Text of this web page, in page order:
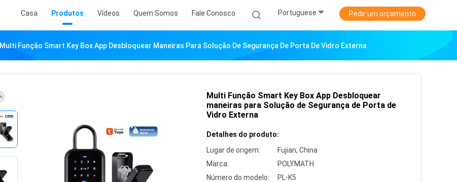
Casa Produtos Vídeos Quem Somos Fale Conosco Portuguese Pedir um orçamento
Multi Função Smart Key Box App Desbloquear Maneiras Para Solução De Segurança De Porta De Vidro Externa
Multi Função Smart Key Box App Desbloquear
maneiras para Solução de Segurança de Porta de
Vidro Externa
Detalhes do produto:
Lugar de origem:
Fujian, China
Marca:
POLYMATH
Número do modelo:
PL-K5